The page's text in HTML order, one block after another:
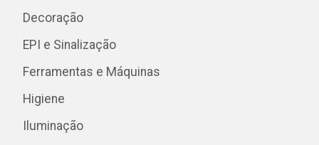
Decoração
EPI e Sinalização
Ferramentas e Máquinas
Higiene
Iluminação